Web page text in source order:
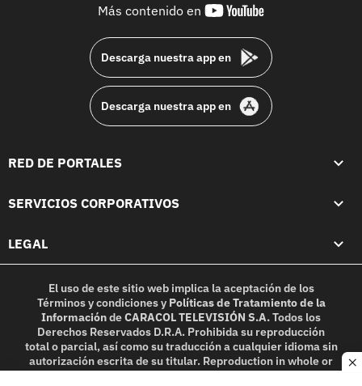
Más contenido en
youtube-
Descarga nuestra app en
Descarga nuestra app en
RED DE PORTALES
SERVICIOS CORPORATIVOS
LEGAL
El uso de este sitio web implica la aceptación de los
Términos y condicionesy Políticas de Tratamiento de la
InformacióndeCARACOL TELEVISIÓN S.A.Todos los
Derechos Reservados D.R.A. Prohibida su reproducción
total o parcial, así como su traducción a cualquier idioma sin
autorización escrita de su titular. Reproduction in whole or
in part, or translation without written permission is